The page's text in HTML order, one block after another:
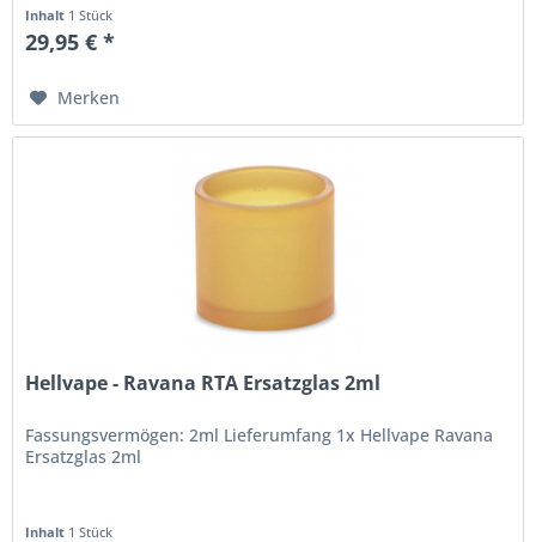
Inhalt 1 Stück
29,95 € *
Merken
Hellvape - Ravana RTA Ersatzglas 2ml
Fassungsvermögen: 2ml Lieferumfang 1x Hellvape Ravana
Ersatzglas 2ml
Inhalt 1 Stück